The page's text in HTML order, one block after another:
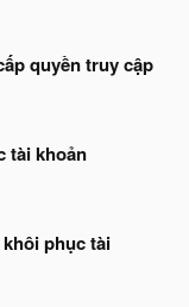
quyền truy cập
tài khoản
phục tài